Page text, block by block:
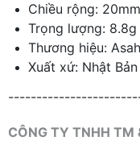
Chiều rộng: 20mm
Trọng lượng: 8.8g
Thương hiệu:
Xuất xứ: Nhật Bản
CÔNG TY TNHH TM